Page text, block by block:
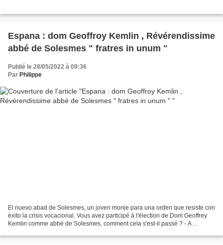
Espana : dom Geoffroy Kemlin , Révérendissime
abbé de Solesmes " fratres in unum "
Publié le 28/05/2022 à 09:36
Par Philippe
El nuevo abad de Solesmes, un joven monje para una orden que resiste con
éxito la crisis vocacional. Vous avez participé à l'élection de Dom Geoffrey
Kemlin comme abbé de Solesmes, comment cela s'est-il passé ? - A